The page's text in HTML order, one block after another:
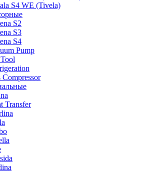
S4 WE (Tivela)
S2
S3
S4
Pump
Compressor
Transfer